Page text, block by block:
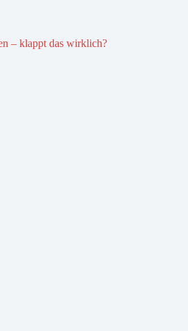
– klappt das wirklich?